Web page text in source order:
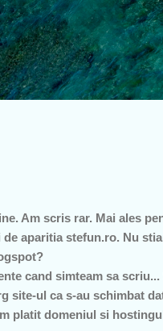
Treceți la conținutul
Am scris rar. Mai ales
aparitia stefun.ro. Nu
cand simteam sa
site-ul ca s-au schimbat
platit domeniul si